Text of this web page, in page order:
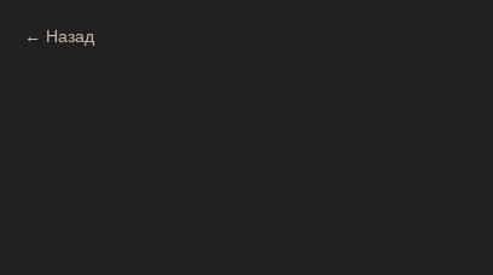
Назад